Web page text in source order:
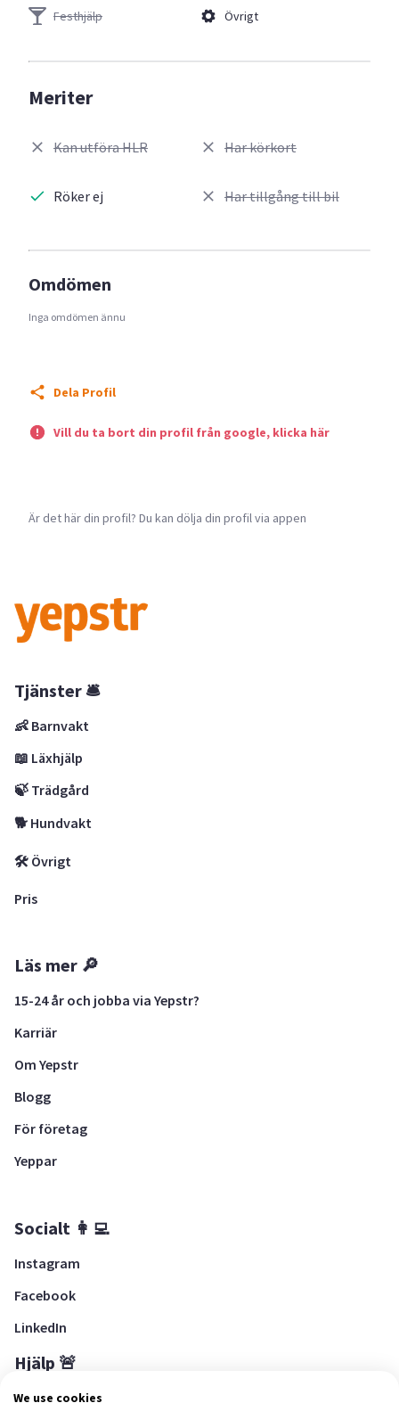
Festhjälp
Övrigt
Meriter
Kan utföra HLR
Röker ej
Har körkort
Har tillgång till bil
Omdömen
Inga omdömen ännu
Dela Profil
Vill du ta bort din profil från google, klicka här
Är det här din profil? Du kan dölja din profil via appen
Tjänster 🛎
👶 Barnvakt
📖 Läxhjälp
🍃 Trädgård
🐕 Hundvakt
🛠 Övrigt
Pris
Läs mer 🔎
15-24 år och jobba via Yepstr?
Karriär
Om Yepstr
Blogg
För företag
Yeppar
Socialt 👩‍💻
Instagram
Facebook
LinkedIn
Hjälp 🚨
Hjälpcenter
We use cookies